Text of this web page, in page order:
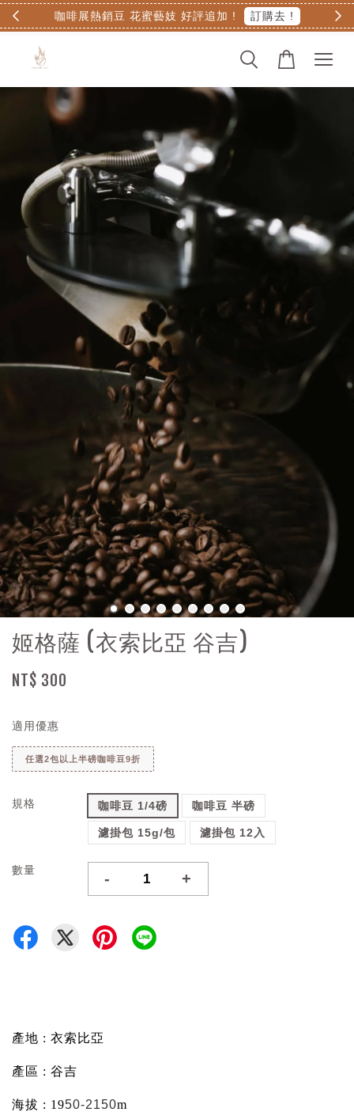
咖啡展熱銷豆 花蜜藝妓 好評追加 ! 訂購去 !
姬格薩 (衣索比亞 谷吉)
NT$ 300
適用優惠
任選2包以上半磅咖啡豆9折
規格 咖啡豆 1/4磅 咖啡豆 半磅
濾掛包 15g/包 濾掛包 12入
數量 - +
產地 : 衣索比亞
產區 : 谷吉
海拔 : 1950-2150m